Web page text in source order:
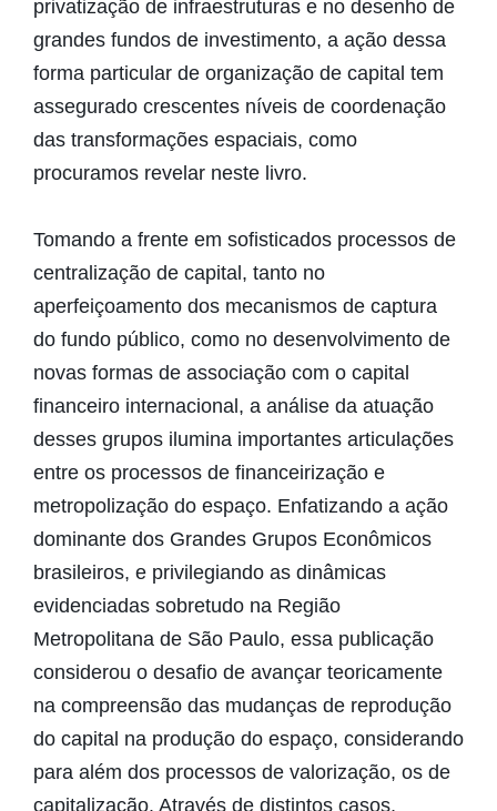
privatização de infraestruturas e no desenho de
grandes fundos de investimento, a ação dessa
forma particular de organização de capital tem
assegurado crescentes níveis de coordenação
das transformações espaciais, como
procuramos revelar neste livro.
Tomando a frente em sofisticados processos de
centralização de capital, tanto no
aperfeiçoamento dos mecanismos de captura
do fundo público, como no desenvolvimento de
novas formas de associação com o capital
financeiro internacional, a análise da atuação
desses grupos ilumina importantes articulações
entre os processos de financeirização e
metropolização do espaço. Enfatizando a ação
dominante dos Grandes Grupos Econômicos
brasileiros, e privilegiando as dinâmicas
evidenciadas sobretudo na Região
Metropolitana de São Paulo, essa publicação
considerou o desafio de avançar teoricamente
na compreensão das mudanças de reprodução
do capital na produção do espaço, considerando
para além dos processos de valorização, os de
capitalização. Através de distintos casos,